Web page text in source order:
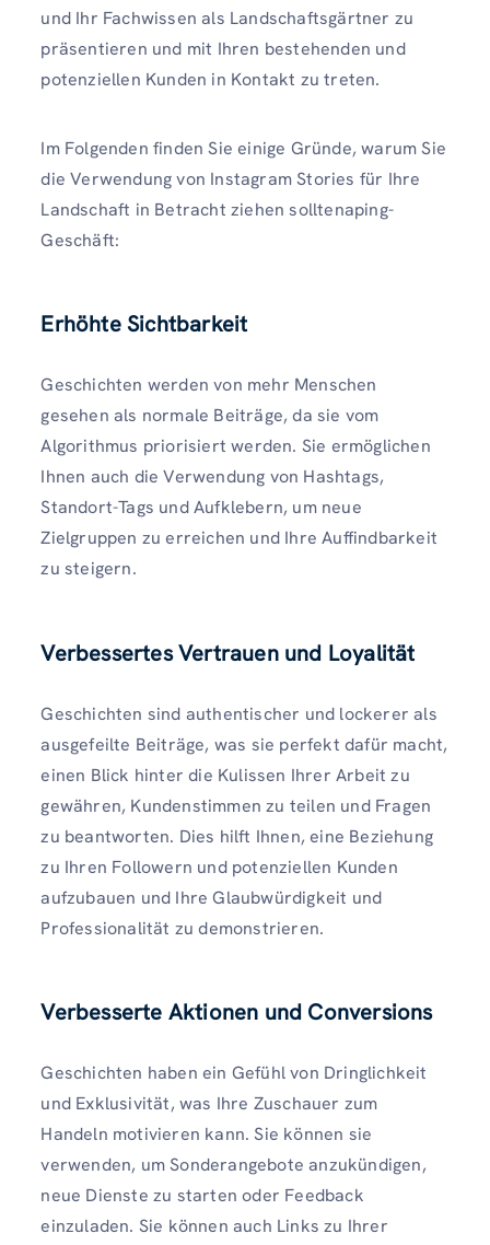
und Ihr Fachwissen als Landschaftsgärtner zu
präsentieren und mit Ihren bestehenden und
potenziellen Kunden in Kontakt zu treten.
Im Folgenden finden Sie einige Gründe, warum Sie
die Verwendung von Instagram Stories für Ihre
Landschaft in Betracht ziehen solltenaping-
Geschäft:
Erhöhte Sichtbarkeit
Geschichten werden von mehr Menschen
gesehen als normale Beiträge, da sie vom
Algorithmus priorisiert werden. Sie ermöglichen
Ihnen auch die Verwendung von Hashtags,
Standort-Tags und Aufklebern, um neue
Zielgruppen zu erreichen und Ihre Auffindbarkeit
zu steigern.
Verbessertes Vertrauen und Loyalität
Geschichten sind authentischer und lockerer als
ausgefeilte Beiträge, was sie perfekt dafür macht,
einen Blick hinter die Kulissen Ihrer Arbeit zu
gewähren, Kundenstimmen zu teilen und Fragen
zu beantworten. Dies hilft Ihnen, eine Beziehung
zu Ihren Followern und potenziellen Kunden
aufzubauen und Ihre Glaubwürdigkeit und
Professionalität zu demonstrieren.
Verbesserte Aktionen und Conversions
Geschichten haben ein Gefühl von Dringlichkeit
und Exklusivität, was Ihre Zuschauer zum
Handeln motivieren kann. Sie können sie
verwenden, um Sonderangebote anzukündigen,
neue Dienste zu starten oder Feedback
einzuladen. Sie können auch Links zu Ihrer